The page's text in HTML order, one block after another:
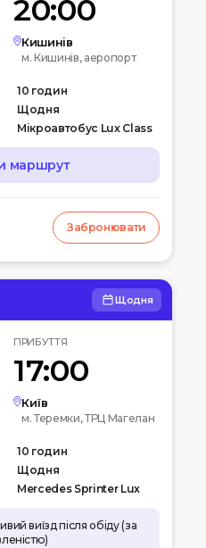
20:00
Кишинів
м. Кишинів, аеропорт
Мікроавтобус Lux Class
10 годин
Щодня
маршрут
Забронювати
Щодня
ПРИБУТТЯ
17:00
Київ
м. Теремки, ТРЦ Магелан
Mercedes Sprinter Lux
10 годин
Щодня
виїзд після обіду (за